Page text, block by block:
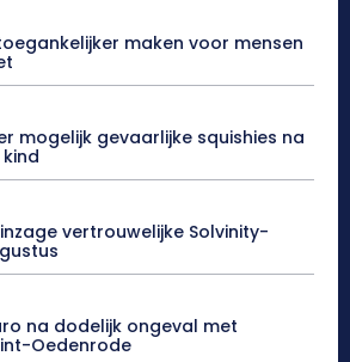
maken voor mensen
mogelijk gevaarlijke squishies na
vertrouwelijke Solvinity-
na dodelijk ongeval met
Oedenrode